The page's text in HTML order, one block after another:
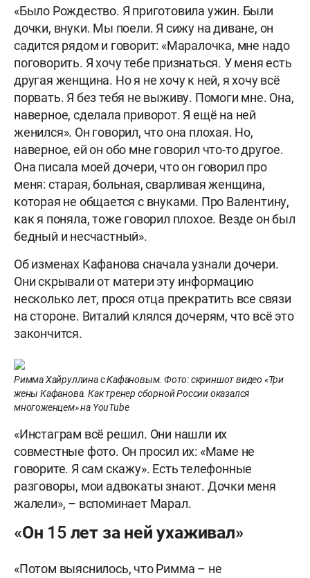
«Было Рождество. Я приготовила ужин. Были
дочки, внуки. Мы поели. Я сижу на диване, он
садится рядом и говорит: «Маралочка, мне надо
поговорить. Я хочу тебе признаться. У меня есть
другая женщина. Но я не хочу к ней, я хочу всё
порвать. Я без тебя не выживу. Помоги мне. Она,
наверное, сделала приворот. Я ещё на ней
женился». Он говорил, что она плохая. Но,
наверное, ей он обо мне говорил что-то другое.
Она писала моей дочери, что он говорил про
меня: старая, больная, сварливая женщина,
которая не общается с внуками. Про Валентину,
как я поняла, тоже говорил плохое. Везде он был
бедный и несчастный».
Об изменах Кафанова сначала узнали дочери.
Они скрывали от матери эту информацию
несколько лет, прося отца прекратить все связи
на стороне. Виталий клялся дочерям, что всё это
закончится.
Римма Хайруллина с Кафановым. Фото: скриншот видео «Три
жены Кафанова. Как тренер сборной России оказался
многоженцем» на YouTube
«Инстаграм всё решил. Они нашли их
совместные фото. Он просил их: «Маме не
говорите. Я сам скажу». Есть телефонные
разговоры, мои адвокаты знают. Дочки меня
жалели», – вспоминает Марал.
«Он 15 лет за ней ухаживал»
«Потом выяснилось, что Римма – не